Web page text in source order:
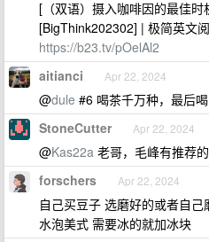
[（双语）摄入咖啡因的最佳
[BigThink202302] | 极简英文
https://b23.tv/pOelAl2
aitianci Apr 22, 2024
@dule #6 喝茶千万种，最后
StoneCutter Apr 22, 2024
@Kas22a 老哥，毛峰有推荐
forschers Apr 22, 2024
自己买豆子 选磨好的或者自
水泡美式 需要冰的就加冰块